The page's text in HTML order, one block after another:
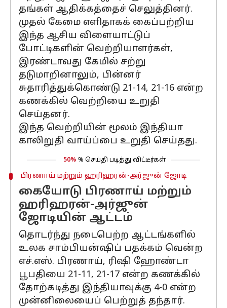
தங்கள் ஆதிக்கத்தைச் செலுத்தினர்.
முதல் கேமை எளிதாகக் கைப்பற்றிய
இந்த ஆசிய விளையாட்டுப்
போட்டிகளின் வெற்றியாளர்கள்,
இரண்டாவது கேமில் சற்று
தடுமாறினாலும், பின்னர்
சுதாரித்துக்கொண்டு 21-14, 21-16 என்ற
கணக்கில் வெற்றியை உறுதி
செய்தனர்.
இந்த வெற்றியின் மூலம் இந்தியா
காலிறுதி வாய்ப்பை உறுதி செய்தது.
50% % செய்தி படித்து விட்டீர்கள்
பிரணாய் மற்றும் ஹரிஹரன்-அர்ஜுன் ஜோடி
கையோடு பிரணாய் மற்றும்
ஹரிஹரன்-அர்ஜுன்
ஜோடியின் ஆட்டம்
தொடர்ந்து நடைபெற்ற ஆட்டங்களில்
உலக சாம்பியன்ஷிப் பதக்கம் வென்ற
எச்.எஸ். பிரணாய், ரிஷி ஹோண்டா
பூபதியை 21-11, 21-17 என்ற கணக்கில்
தோற்கடித்து இந்தியாவுக்கு 4-0 என்ற
முன்னிலையைப் பெற்றுத் தந்தார்.